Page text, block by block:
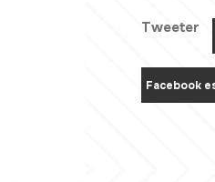
Tweeter
Facebook